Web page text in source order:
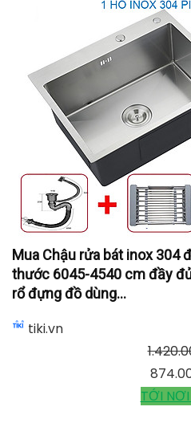
Mua Chậu rửa bát inox 304
thước 6045-4540 cm đầy
rổ đựng đồ dùng...
tiki.vn
TỚI